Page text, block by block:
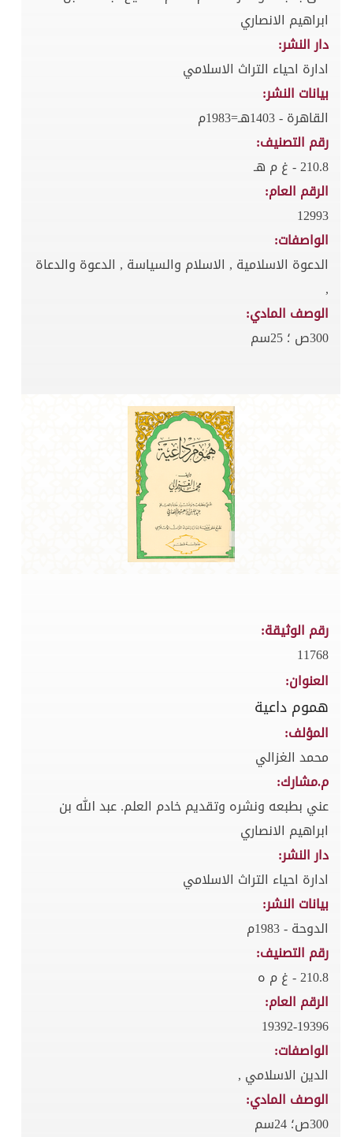
ابراهيم الانصاري
دار النشر:
ادارة احياء التراث الاسلامي
بيانات النشر:
القاهرة - 1403هـ=1983م
رقم التصنيف:
210.8 - غ م هـ
الرقم العام:
12993
الواصفات:
الدعوة الاسلامية , الاسلام والسياسة , الدعوة والدعاة
,
الوصف المادي:
300ص ؛ 25سم
رقم الوثيقة:
11768
العنوان:
هموم داعية
المؤلف:
محمد الغزالي
م.مشارك:
عني بطبعه ونشره وتقديم خادم العلم. عبد الله بن
ابراهيم الانصاري
دار النشر:
ادارة احياء التراث الاسلامي
بيانات النشر:
الدوحة - 1983م
رقم التصنيف:
210.8 - غ م ه
الرقم العام:
19392-19396
الواصفات:
الدين الاسلامي ,
الوصف المادي:
300ص؛ 24سم